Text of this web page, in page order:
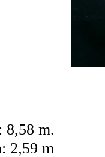
: 8,58 m.
: 2,59 m